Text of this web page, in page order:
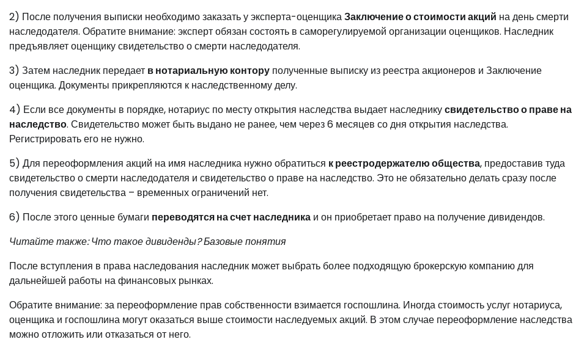
2) После получения выписки необходимо заказать у эксперта-оценщикаЗаключение о стоимости акций на день смерти
наследодателя. Обратите внимание: эксперт обязан состоять в саморегулируемой организации оценщиков. Наследник
предъявляет оценщику свидетельство о смерти наследодателя.
3) Затем наследник передает в нотариальную контору полученные выписку из реестра акционеров и Заключение
оценщика. Документы прикрепляются к наследственному делу.
4) Если все документы в порядке, нотариус по месту открытия наследства выдает наследникусвидетельство о праве на
наследство. Свидетельство может быть выдано не ранее, чем через 6 месяцев со дня открытия наследства.
Регистрировать его не нужно.
5) Для переоформления акций на имя наследника нужно обратиться к реестродержателю общества, предоставив туда
свидетельство о смерти наследодателя и свидетельство о праве на наследство. Это не обязательно делать сразу после
получения свидетельства – временных ограничений нет.
6) После этого ценные бумаги переводятся на счет наследника и он приобретает право на получение дивидендов.
Читайте также: Что такое дивиденды? Базовые понятия
После вступления в права наследования наследник может выбрать более подходящую брокерскую компанию для
дальнейшей работы на финансовых рынках.
Обратите внимание: за переоформление прав собственности взимается госпошлина. Иногда стоимость услуг нотариуса,
оценщика и госпошлина могут оказаться выше стоимости наследуемых акций. В этом случае переоформление наследства
можно отложить или отказаться от него.